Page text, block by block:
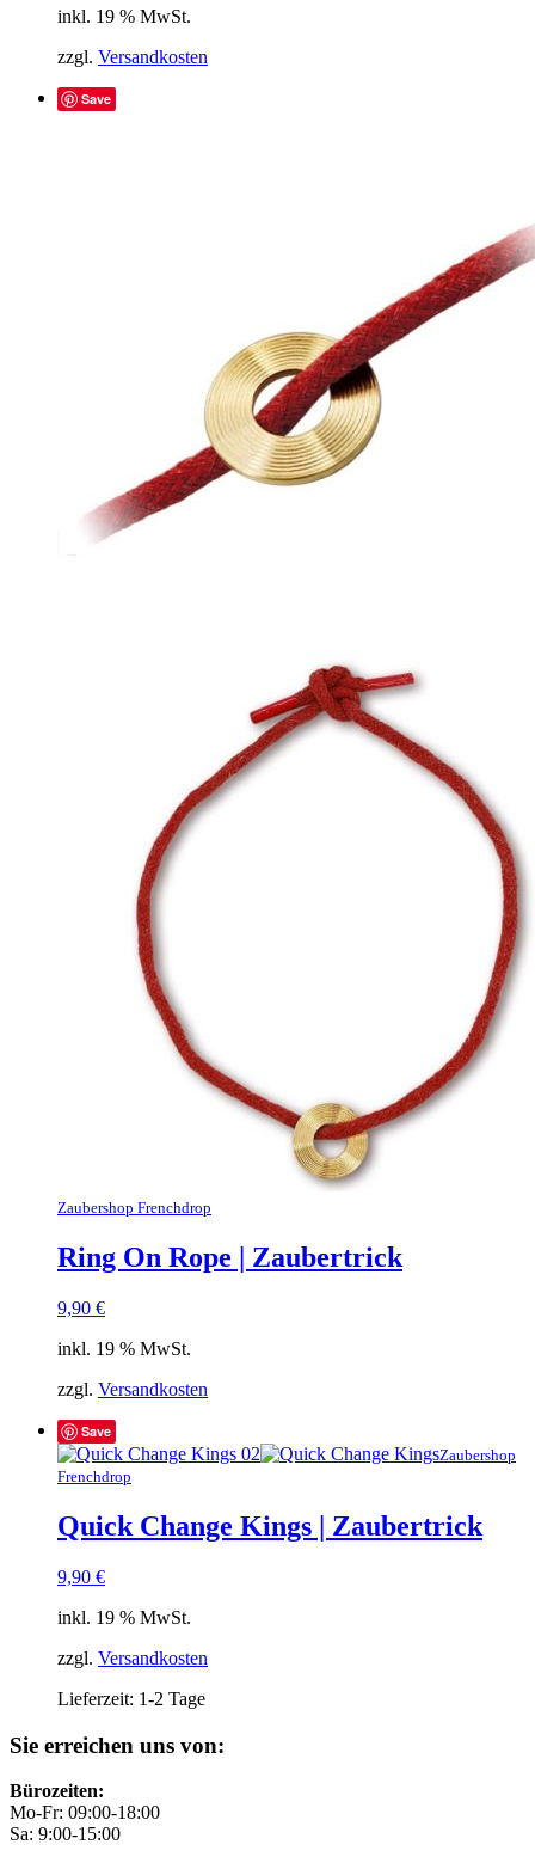
inkl. 19 % MwSt.
zzgl. Versandkosten
Save
Zaubershop Frenchdrop
Ring On Rope | Zaubertrick
9,90 €
inkl. 19 % MwSt.
zzgl. Versandkosten
Save
Zaubershop
Frenchdrop
Quick Change Kings | Zaubertrick
9,90 €
inkl. 19 % MwSt.
zzgl. Versandkosten
Lieferzeit: 1-2 Tage
Sie erreichen uns von:
Bürozeiten:
Mo-Fr: 09:00-18:00
Sa: 9:00-15:00